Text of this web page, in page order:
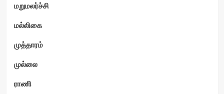
மறுமலர்ச்சி
மல்லிகை
முத்தாரம்
முல்லை
ராணி